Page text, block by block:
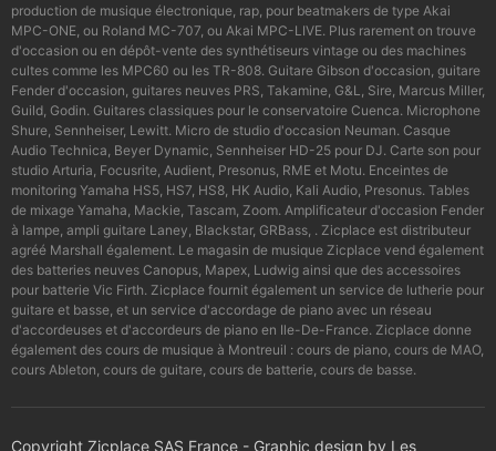
production de musique électronique, rap, pour beatmakers de type Akai
MPC-ONE, ou Roland MC-707, ou Akai MPC-LIVE. Plus rarement on trouve
d'occasion ou en dépôt-vente des synthétiseurs vintage ou des machines
cultes comme les MPC60 ou les TR-808. Guitare Gibson d'occasion, guitare
Fender d'occasion, guitares neuves PRS, Takamine, G&L, Sire, Marcus Miller,
Guild, Godin. Guitares classiques pour le conservatoire Cuenca. Microphone
Shure, Sennheiser, Lewitt. Micro de studio d'occasion Neuman. Casque
Audio Technica, Beyer Dynamic, Sennheiser HD-25 pour DJ. Carte son pour
studio Arturia, Focusrite, Audient, Presonus, RME et Motu. Enceintes de
monitoring Yamaha HS5, HS7, HS8, HK Audio, Kali Audio, Presonus. Tables
de mixage Yamaha, Mackie, Tascam, Zoom. Amplificateur d'occasion Fender
à lampe, ampli guitare Laney, Blackstar, GRBass, . Zicplace est distributeur
agréé Marshall également. Le magasin de musique Zicplace vend également
des batteries neuves Canopus, Mapex, Ludwig ainsi que des accessoires
pour batterie Vic Firth. Zicplace fournit également un service de lutherie pour
guitare et basse, et un service d'accordage de piano avec un réseau
d'accordeuses et d'accordeurs de piano en Ile-De-France. Zicplace donne
également des cours de musique à Montreuil : cours de piano, cours de MAO,
cours Ableton, cours de guitare, cours de batterie, cours de basse.
Copyright Zicplace SAS France - Graphic design by Les